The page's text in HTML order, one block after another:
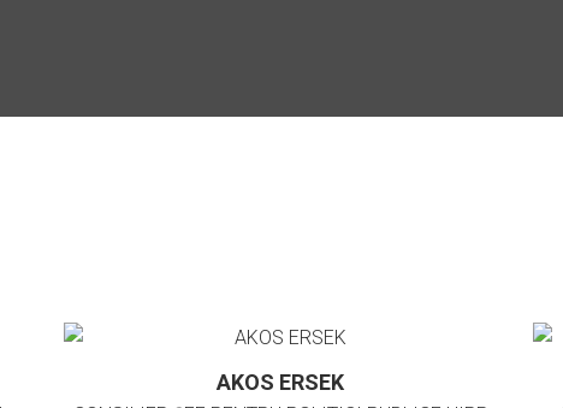
AKOS ERSEK